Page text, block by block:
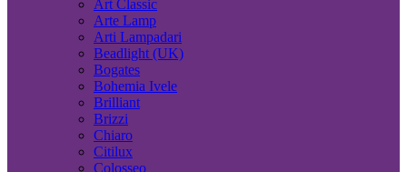
Art Classic
Arte Lamp
Arti Lampadari
Beadlight (UK)
Bogates
Bohemia Ivele
Brilliant
Brizzi
Chiaro
Citilux
Colosseo